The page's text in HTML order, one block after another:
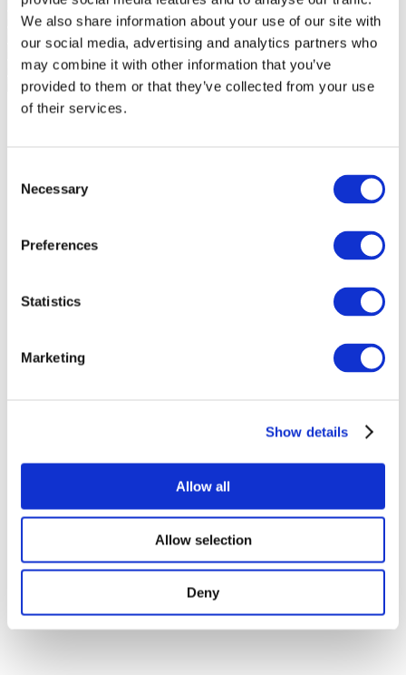
We also share information about your use of our site with
our social media, advertising and analytics partners who
may combine it with other information that you’ve
provided to them or that they’ve collected from your use
of their services.
Selection
Necessary
Preferences
Statistics
Marketing
Show details
Allow all
Allow selection
Deny
Koncerty